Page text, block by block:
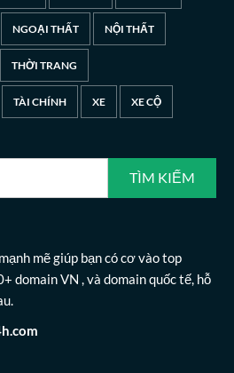
NGOẠI THẤT NỘI THẤT
THỜI TRANG
TÀI CHÍNH XE XE CỘ
mẽ giúp bạn có cơ vào top
domain VN , và domain quốc tế, hỗ